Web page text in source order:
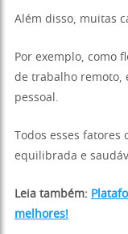
Além disso, muitas
Por exemplo, como
de trabalho remoto,
pessoal.
Todos esses
equilibrada e
Leia também:
melhores!